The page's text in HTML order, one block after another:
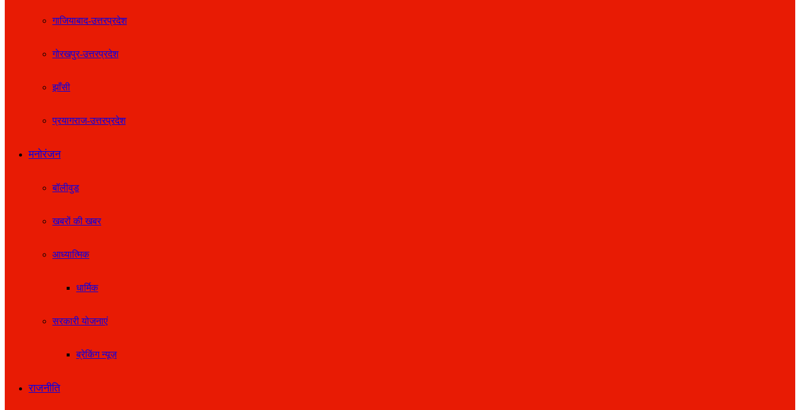
गाजियाबाद-उत्तरप्रदेश
गोरखपुर-उत्तरप्रदेश
झाँसी
प्रयागराज-उत्तरप्रदेश
मनोरंजन
बॉलीवुड
खबरों की खबर
आध्यात्मिक
धार्मिक
सरकारी योजनाएं
ब्रेकिंग न्यूज़
राजनीति